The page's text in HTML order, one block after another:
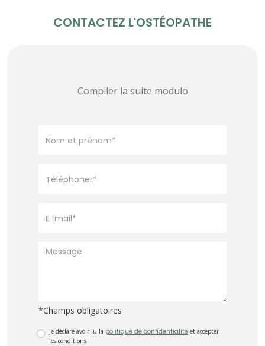
CONTACTEZ L'OSTÉOPATHE
Compiler la suite modulo
*Champs obligatoires
Je déclare avoir lu la politique de confidentialité et accepter
les conditions